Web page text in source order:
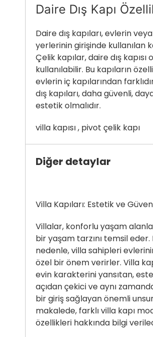
Daire Dış Kapı
Daire dış kapıları, evlerin
yerlerinin girişinde kullanılan
Çelik kapılar, daire dış kapısı
kullanılabilir. Bu kapıların
evlerin iç kapılarından
dış kapıları, daha güvenli,
estetik olmalıdır.
villa kapısı, pivot çelik kapı
Diğer detaylar
Villa Kapıları: Estetik ve
Villalar, konforlu yaşam
bir yaşam tarzını temsil eder.
nedenle, villa sahipleri
özel bir önem verirler. Villa
evin karakterini yansıtan,
açıdan çekici ve aynı
bir giriş sağlayan önemli
makalede, farklı villa kapı
özellikleri hakkında bilgi